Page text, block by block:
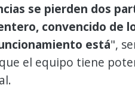
se pierden dos
convencido de
está",
el equipo tiene